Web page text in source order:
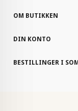
OM BUTIKKEN
DIN KONTO
BESTILLINGER I